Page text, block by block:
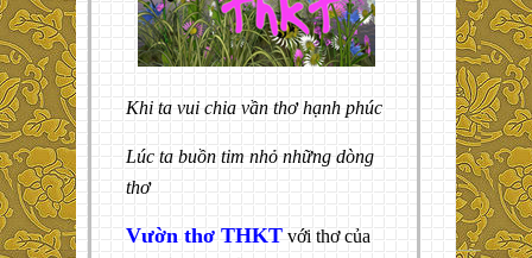
Khi ta vui chia vần thơ hạnh phúc
Lúc ta buồn tim nhỏ những dòng
thơ
Vườn thơ THKT với thơ của